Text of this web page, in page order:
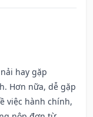
hay gặp
Hơn nữa, dễ gặp
việc hành chính,